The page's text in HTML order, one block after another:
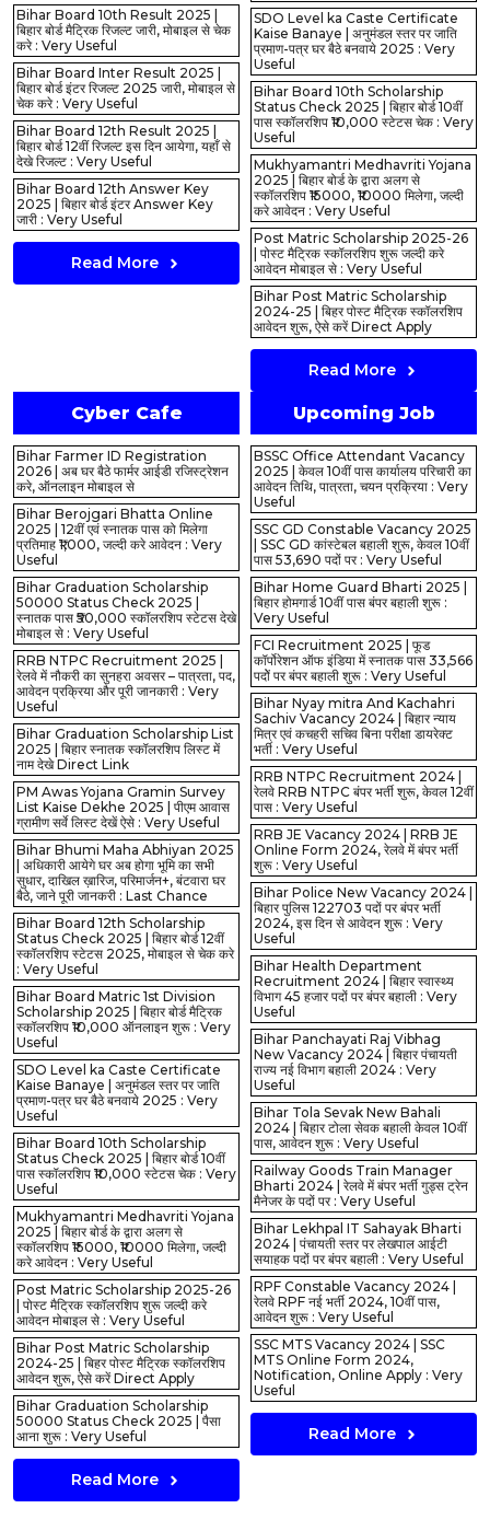
Bihar Board 10th Result 2025 |
बिहार बोर्ड मैट्रिक रिजल्ट जारी, मोबाइल से चेक
करे : Very Useful
Bihar Board Inter Result 2025 |
बिहार बोर्ड इंटर रिजल्ट 2025 जारी, मोबाइल से
चेक करे : Very Useful
Bihar Board 12th Result 2025 |
बिहार बोर्ड 12वीं रिजल्ट इस दिन आयेगा, यहाँ से
देखे रिजल्ट : Very Useful
Bihar Board 12th Answer Key
2025 | बिहार बोर्ड इंटर Answer Key
जारी : Very Useful
Read More
SDO Level ka Caste Certificate
Kaise Banaye | अनुमंडल स्तर पर जाति
प्रमाण-पत्र घर बैठे बनवाये 2025 : Very
Useful
Bihar Board 10th Scholarship
Status Check 2025 | बिहार बोर्ड 10वीं
पास स्कॉलरशिप ₹10,000 स्टेटस चेक : Very
Useful
Mukhyamantri Medhavriti Yojana
2025 | बिहार बोर्ड के द्वारा अलग से
स्कॉलरशिप ₹15000, ₹10000 मिलेगा, जल्दी
करे आवेदन : Very Useful
Post Matric Scholarship 2025-26
| पोस्ट मैट्रिक स्कॉलरशिप शुरू जल्दी करे
आवेदन मोबाइल से : Very Useful
Bihar Post Matric Scholarship
2024-25 | बिहर पोस्ट मैट्रिक स्कॉलरशिप
आवेदन शुरू, ऐसे करें Direct Apply
Read More
Cyber Cafe
Bihar Farmer ID Registration
2026 | अब घर बैठे फार्मर आईडी रजिस्ट्रेशन
करे, ऑनलाइन मोबाइल से
Bihar Berojgari Bhatta Online
2025 | 12वीं एवं स्नातक पास को मिलेगा
प्रतिमाह ₹1,000, जल्दी करे आवेदन : Very
Useful
Bihar Graduation Scholarship
50000 Status Check 2025 |
स्नातक पास ₹50,000 स्कॉलरशिप स्टेटस देखे
मोबाइल से : Very Useful
RRB NTPC Recruitment 2025 |
रेलवे में नौकरी का सुनहरा अवसर – पात्रता, पद,
आवेदन प्रक्रिया और पूरी जानकारी : Very
Useful
Bihar Graduation Scholarship List
2025 | बिहार स्नातक स्कॉलरशिप लिस्ट में
नाम देखे Direct Link
PM Awas Yojana Gramin Survey
List Kaise Dekhe 2025 | पीएम आवास
ग्रामीण सर्वे लिस्ट देखें ऐसे : Very Useful
Bihar Bhumi Maha Abhiyan 2025
| अधिकारी आयेगे घर अब होगा भूमि का सभी
सुधार, दाखिल ख़ारिज, परिमार्जन+, बंटवारा घर
बैठे, जाने पूरी जानकरी : Last Chance
Bihar Board 12th Scholarship
Status Check 2025 | बिहार बोर्ड 12वीं
स्कॉलरशिप स्टेटस 2025, मोबाइल से चेक करे
: Very Useful
Bihar Board Matric 1st Division
Scholarship 2025 | बिहार बोर्ड मैट्रिक
स्कॉलरशिप ₹10,000 ऑनलाइन शुरू : Very
Useful
SDO Level ka Caste Certificate
Kaise Banaye | अनुमंडल स्तर पर जाति
प्रमाण-पत्र घर बैठे बनवाये 2025 : Very
Useful
Bihar Board 10th Scholarship
Status Check 2025 | बिहार बोर्ड 10वीं
पास स्कॉलरशिप ₹10,000 स्टेटस चेक : Very
Useful
Mukhyamantri Medhavriti Yojana
2025 | बिहार बोर्ड के द्वारा अलग से
स्कॉलरशिप ₹15000, ₹10000 मिलेगा, जल्दी
करे आवेदन : Very Useful
Post Matric Scholarship 2025-26
| पोस्ट मैट्रिक स्कॉलरशिप शुरू जल्दी करे
आवेदन मोबाइल से : Very Useful
Bihar Post Matric Scholarship
2024-25 | बिहर पोस्ट मैट्रिक स्कॉलरशिप
आवेदन शुरू, ऐसे करें Direct Apply
Bihar Graduation Scholarship
50000 Status Check 2025 | पैसा
आना शुरू : Very Useful
Read More
Upcoming Job
BSSC Office Attendant Vacancy
2025 | केवल 10वीं पास कार्यालय परिचारी का
आवेदन तिथि, पात्रता, चयन प्रक्रिया : Very
Useful
SSC GD Constable Vacancy 2025
| SSC GD कांस्टेबल बहाली शुरू, केवल 10वीं
पास 53,690 पदों पर : Very Useful
Bihar Home Guard Bharti 2025 |
बिहार होमगार्ड 10वीं पास बंपर बहाली शुरू :
Very Useful
FCI Recruitment 2025 | फूड
कॉर्पोरेशन ऑफ इंडिया में स्नातक पास 33,566
पदोें पर बंपर बहाली शुरू : Very Useful
Bihar Nyay mitra And Kachahri
Sachiv Vacancy 2024 | बिहार न्याय
मित्र एवं कचहरी सचिव बिना परीक्षा डायरेक्ट
भर्ती : Very Useful
RRB NTPC Recruitment 2024 |
रेलवे RRB NTPC बंपर भर्ती शुरू, केवल 12वीं
पास : Very Useful
RRB JE Vacancy 2024 | RRB JE
Online Form 2024, रेलवे में बंपर भर्ती
शुरू : Very Useful
Bihar Police New Vacancy 2024 |
बिहार पुलिस 122703 पदों पर बंपर भर्ती
2024, इस दिन से आवेदन शुरू : Very
Useful
Bihar Health Department
Recruitment 2024 | बिहार स्वास्थ्य
विभाग 45 हजार पदों पर बंपर बहाली : Very
Useful
Bihar Panchayati Raj Vibhag
New Vacancy 2024 | बिहार पंचायती
राज्य नई विभाग बहाली 2024 : Very
Useful
Bihar Tola Sevak New Bahali
2024 | बिहार टोला सेवक बहाली केवल 10वीं
पास, आवेदन शुरू : Very Useful
Railway Goods Train Manager
Bharti 2024 | रेलवे में बंपर भर्ती गुड्स ट्रेन
मैनेजर के पदों पर : Very Useful
Bihar Lekhpal IT Sahayak Bharti
2024 | पंचायती स्तर पर लेखपाल आईटी
सयाहक पदों पर बंपर बहाली : Very Useful
RPF Constable Vacancy 2024 |
रेलवे RPF नई भर्ती 2024, 10वीं पास,
आवेदन शुरू : Very Useful
SSC MTS Vacancy 2024 | SSC
MTS Online Form 2024,
Notification, Online Apply : Very
Useful
Read More